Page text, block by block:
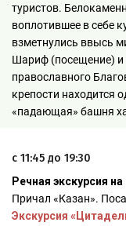
туристов.
воплотившее в себе
взметнулись ввысь
Шариф (посещение) и
православного
крепости находится
«падающая» башня
с 11:45 до 19:30
Речная экскурсия
Причал «Казан».
Экскурсия